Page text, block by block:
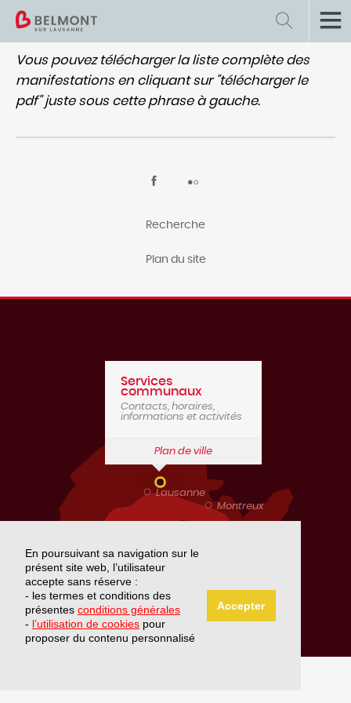
En poursuivant sa navigation sur le
présent site web, l’utilisateur
accepte sans réserve :
- les termes et conditions des
présentes conditions générales
- l’utilisation de cookies pour
proposer du contenu personnalisé
Accepter
Retour Actualités et infos
Informations municipales
Actualités
Plan énergie et climat communal
Information "Sécurité"
Pilier Public
Journal communal
Numéros d'urgence
Etat de Vaud - Publications diverses
Vous pouvez télécharger la liste complète des
manifestations en cliquant sur "télécharger le
pdf" juste sous cette phrase à gauche.
Recherche
Plan du site
Services
communaux
Contacts, horaires,
informations et activités
Plan de ville
Lausanne
Genève
Montreux